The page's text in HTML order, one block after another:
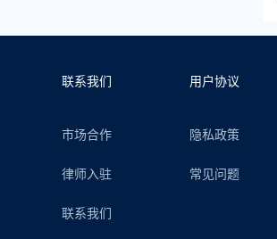
联系我们
市场合作
律师入驻
联系我们
用户协议
隐私政策
常见问题